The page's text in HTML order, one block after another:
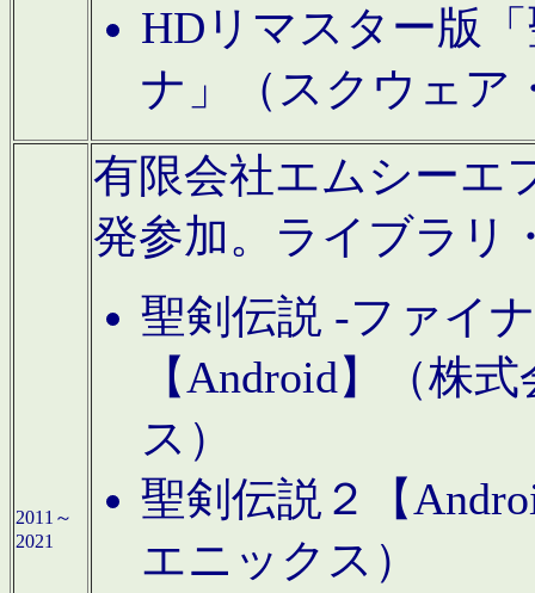
HDリマスター版
ナ」（スクウェア
2011～
2021
有限会社エムシーエ
発参加。ライブラリ
聖剣伝説 -ファイ
【Android】（株
ス）
聖剣伝説２【
エニックス）